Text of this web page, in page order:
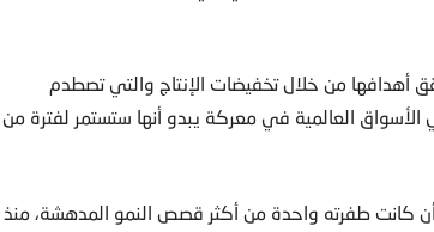
أهدافها من خلال تخفيضات الإنتاج والتي تصطدم
العالمية في معركة يبدو أنها ستستمر لفترة من
كانت طفرته واحدة من أكثر قصص النمو المدهشة، منذ